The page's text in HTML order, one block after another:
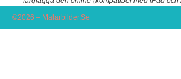
©2026 – Malarbilder.Se